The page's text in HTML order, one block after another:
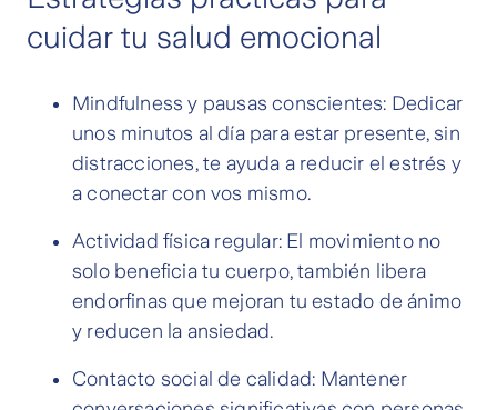
cuidar tu salud emocional
Mindfulness y pausas conscientes: Dedicar
unos minutos al día para estar presente, sin
distracciones, te ayuda a reducir el estrés y
a conectar con vos mismo.
Actividad física regular: El movimiento no
solo beneficia tu cuerpo, también libera
endorfinas que mejoran tu estado de ánimo
y reducen la ansiedad.
Contacto social de calidad: Mantener